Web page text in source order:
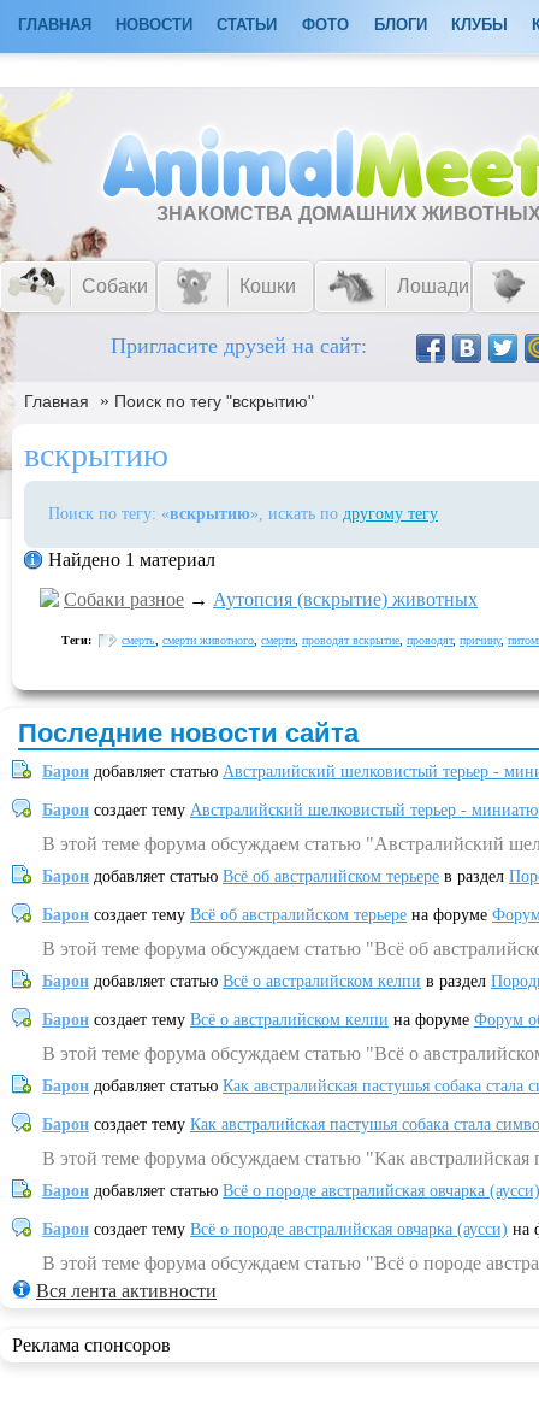
ГЛАВНАЯ НОВОСТИ СТАТЬИ ФОТО БЛОГИ КЛУБЫ
ЗНАКОМСТВА ДОМАШНИХ
Собаки Кошки Лошади
Пригласите друзей на сайт:
Главная » Поиск по тегу "вскрытию"
вскрытию
Поиск по тегу: «вскрытию», искать по другому тегу
Найдено 1 материал
Собаки разное → Аутопсия (вскрытие) животных
Теги: смерть смерти животного смерти проводят вскрытие проводят, причину,
Последние новости сайта
Барон добавляет статью Австралийский шелковистый терьер -
Барон создает тему Австралийский шелковистый терьер -
В этой теме форума обсуждаем статью "Австралийский
Барон добавляет статью Всё об австралийском терьере в раздел
Барон создает тему Всё об австралийском терьере на форуме
В этой теме форума обсуждаем статью "Всё об
Барон добавляет статью Всё о австралийском келпи в раздел
Барон создает тему Всё о австралийском келпи на форуме Форум
В этой теме форума обсуждаем статью "Всё о
Барон добавляет статью Как австралийская пастушья собака
Барон создает тему Как австралийская пастушья собака стала
В этой теме форума обсуждаем статью "Как
Барон добавляет статью Всё о породе австралийская овчарка (аусси)
Барон создает тему Всё о породе австралийская овчарка (аусси) на
В этой теме форума обсуждаем статью "Всё о породе
Вся лента активности
Реклама спонсоров